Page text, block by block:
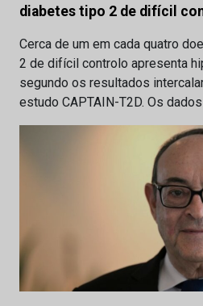
diabetes tipo 2 de difícil
Cerca de um em cada quatro
2 de difícil controlo apresenta
segundo os resultados
estudo CAPTAIN-T2D. Os